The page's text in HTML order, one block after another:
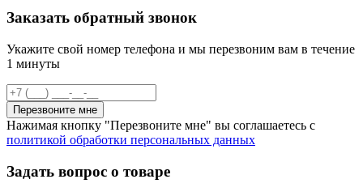
Заказать обратный звонок
Укажите свой номер телефона и мы перезвоним вам в течение
1 минуты
Перезвоните мне
Нажимая кнопку "Перезвоните мне" вы соглашаетесь с
политикой обработки персональных данных
Задать вопрос о товаре